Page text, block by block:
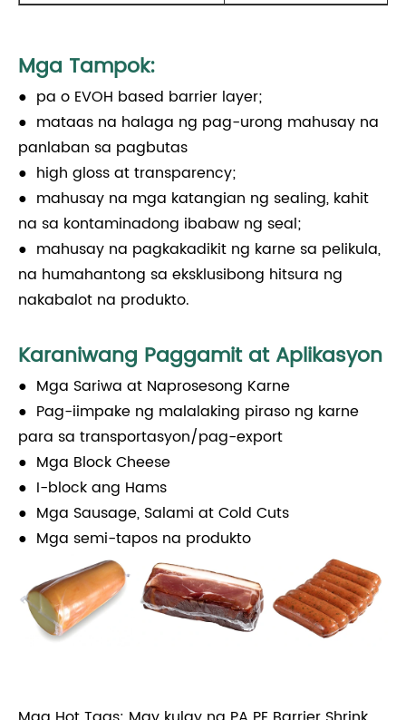
Mga Tampok:
● pa o EVOH based barrier layer;
● mataas na halaga ng pag-urong mahusay na
panlaban sa pagbutas
● high gloss at transparency;
● mahusay na mga katangian ng sealing, kahit
na sa kontaminadong ibabaw ng seal;
● mahusay na pagkakadikit ng karne sa pelikula,
na humahantong sa eksklusibong hitsura ng
nakabalot na produkto.
Karaniwang Paggamit at Aplikasyon
● Mga Sariwa at Naprosesong Karne
● Pag-iimpake ng malalaking piraso ng karne
para sa transportasyon/pag-export
● Mga Block Cheese
● I-block ang Hams
● Mga Sausage, Salami at Cold Cuts
● Mga semi-tapos na produkto